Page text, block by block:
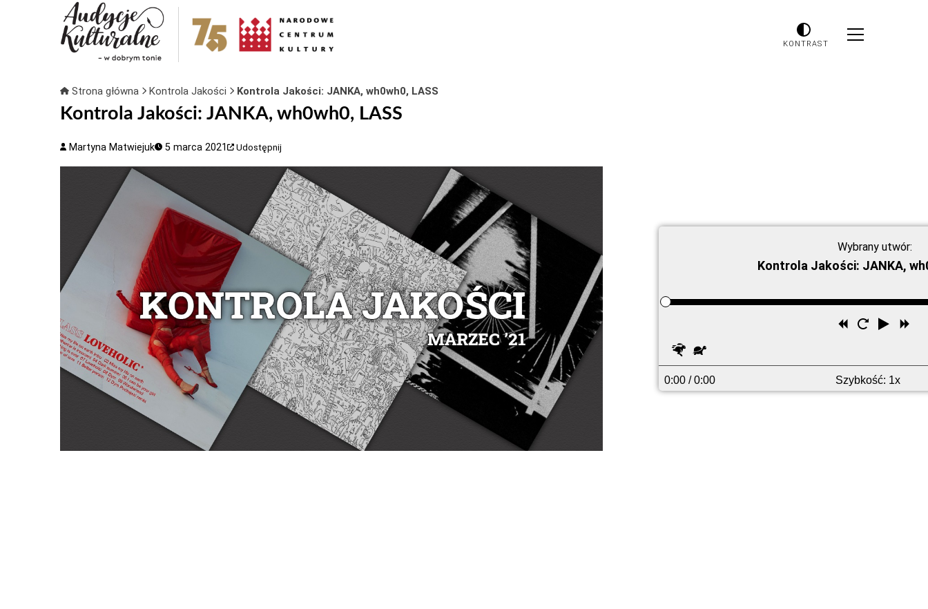
KONTRAST
Strona główna Kontrola Jakości Kontrola Jakości: JANKA, wh0wh0, LASS
Kontrola Jakości: JANKA, wh0wh0, LASS
Martyna Matwiejuk 5 marca 2021 Udostępnij
Wybrany utwór:
Kontrola Jakości: JANKA,
Uruchom
Przewiń
Szybciej
Wolniej
0:00 / 0:00 Szybkość: 1x